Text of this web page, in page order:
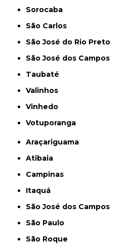
Sorocaba
São Carlos
São José do Rio Preto
São José dos Campos
Taubaté
Valinhos
Vinhedo
Votuporanga
Araçariguama
Atibaia
Campinas
Itaquá
São José dos Campos
São Paulo
São Roque